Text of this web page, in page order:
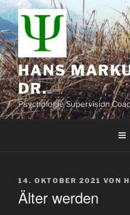
Zum
Inhalt
springen
HANS
DR.
Psychologie Supervision
VERÖFFENTLICHT
AM
14. OKTOBER 2021 VON
Älter werden